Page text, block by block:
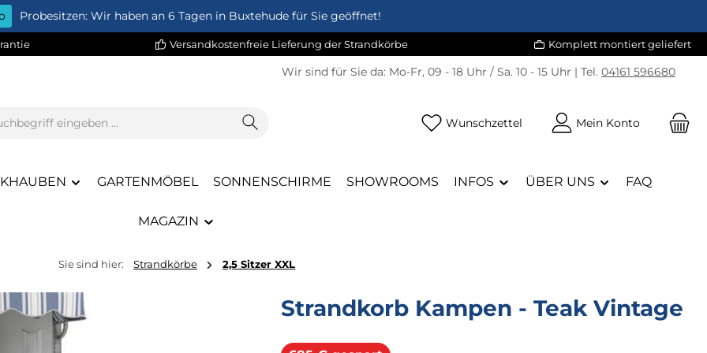
Probesitzen: Wir haben an 6 Tagen in Buxtehude für Sie geöffnet!
Versandkostenfreie Lieferung der Strandkörbe Komplett montiert geliefert
Wir sind für Sie da: Mo-Fr, 09 - 18 Uhr / Sa. 10 - 15 Uhr | Tel. 04161 596680
Wunschzettel Du hast 0 Produkte auf dem
Mein Konto
GARTENMÖBEL SONNENSCHIRME SHOWROOMS INFOS ÜBER UNS FAQ
MAGAZIN
Sie sind hier: Strandkörbe 2,5 Sitzer XXL
Strandkorb Kampen - Teak Vintage